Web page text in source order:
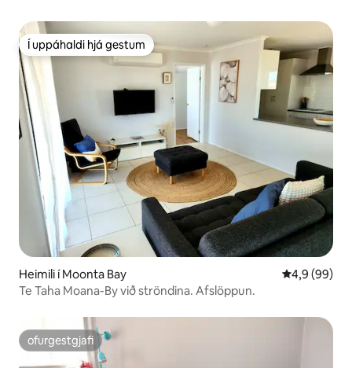
Í uppáhaldi hjá gestum
Í uppáhaldi hjá gestum
Heimili í Moonta Bay 4,9 af 5 í
4,9 (99)
Te Taha Moana-By við ströndina. Afslöppun.
ofurgestgjafi
ofurgestgjafi